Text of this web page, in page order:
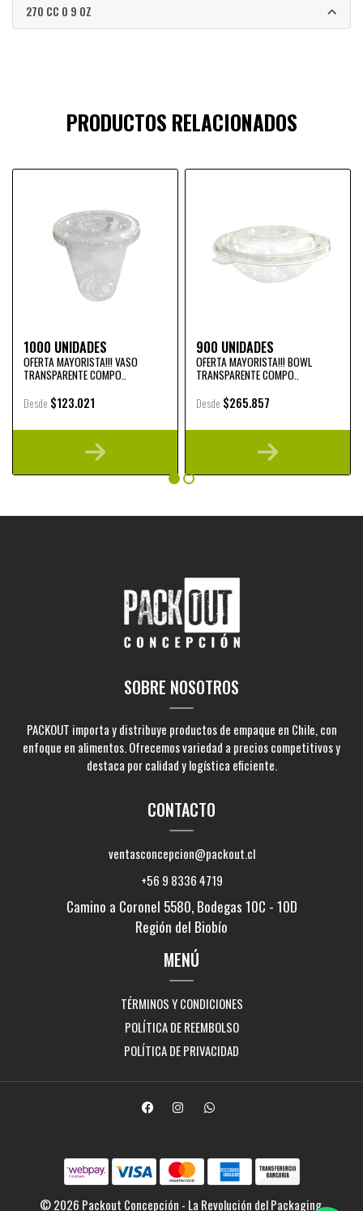
270 CC O 9 OZ
PRODUCTOS RELACIONADOS
1000 UNIDADES
OFERTA MAYORISTA!!! VASO
TRANSPARENTE COMPO..
Desde $123.021
900 UNIDADES
OFERTA MAYORISTA!!! BOWL
TRANSPARENTE COMPO..
Desde $265.857
SOBRE NOSOTROS
PACKOUT importa y distribuye productos de empaque en Chile, con
enfoque en alimentos. Ofrecemos variedad a precios competitivos y
destaca por calidad y logística eficiente.
CONTACTO
ventasconcepcion@packout.cl
+56 9 8336 4719
Camino a Coronel 5580, Bodegas 10C - 10D
Región del Biobío
MENÚ
TÉRMINOS Y CONDICIONES
POLÍTICA DE REEMBOLSO
POLÍTICA DE PRIVACIDAD
© 2026 Packout Concepción - La Revolución del Packaging.